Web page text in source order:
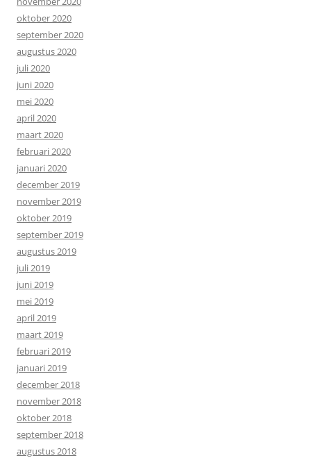
oktober 2020
september 2020
augustus 2020
juli 2020
juni 2020
mei 2020
april 2020
maart 2020
februari 2020
januari 2020
december 2019
november 2019
oktober 2019
september 2019
augustus 2019
juli 2019
juni 2019
mei 2019
april 2019
maart 2019
februari 2019
januari 2019
december 2018
november 2018
oktober 2018
september 2018
augustus 2018